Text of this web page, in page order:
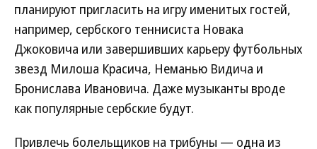
планируют пригласить на игру именитых гостей,
например, сербского теннисиста Новака
Джоковича или завершивших карьеру футбольных
звезд Милоша Красича, Неманью Видича и
Бронислава Ивановича. Даже музыканты вроде
как популярные сербские будут.
Привлечь болельщиков на трибуны — одна из